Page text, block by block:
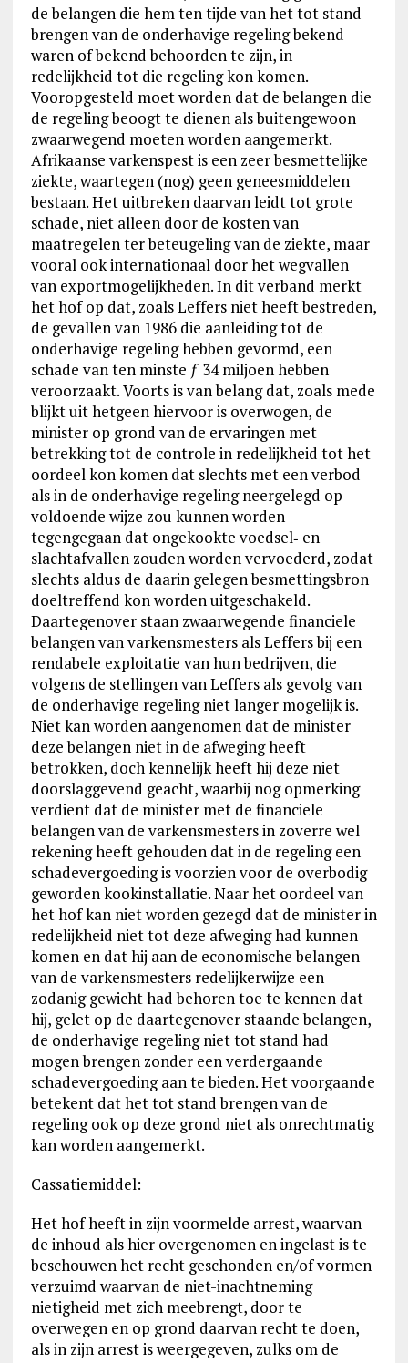
de belangen die hem ten tijde van het tot stand
brengen van de onderhavige regeling bekend
waren of bekend behoorden te zijn, in
redelijkheid tot die regeling kon komen.
Vooropgesteld moet worden dat de belangen die
de regeling beoogt te dienen als buitengewoon
zwaarwegend moeten worden aangemerkt.
Afrikaanse varkenspest is een zeer besmettelijke
ziekte, waartegen (nog) geen geneesmiddelen
bestaan. Het uitbreken daarvan leidt tot grote
schade, niet alleen door de kosten van
maatregelen ter beteugeling van de ziekte, maar
vooral ook internationaal door het wegvallen
van exportmogelijkheden. In dit verband merkt
het hof op dat, zoals Leffers niet heeft bestreden,
de gevallen van 1986 die aanleiding tot de
onderhavige regeling hebben gevormd, een
schade van ten minste ƒ 34 miljoen hebben
veroorzaakt. Voorts is van belang dat, zoals mede
blijkt uit hetgeen hiervoor is overwogen, de
minister op grond van de ervaringen met
betrekking tot de controle in redelijkheid tot het
oordeel kon komen dat slechts met een verbod
als in de onderhavige regeling neergelegd op
voldoende wijze zou kunnen worden
tegengegaan dat ongekookte voedsel‑ en
slachtafvallen zouden worden vervoederd, zodat
slechts aldus de daarin gelegen besmettingsbron
doeltreffend kon worden uitgeschakeld.
Daartegenover staan zwaarwegende financiele
belangen van varkensmesters als Leffers bij een
rendabele exploitatie van hun bedrijven, die
volgens de stellingen van Leffers als gevolg van
de onderhavige regeling niet langer mogelijk is.
Niet kan worden aangenomen dat de minister
deze belangen niet in de afweging heeft
betrokken, doch kennelijk heeft hij deze niet
doorslaggevend geacht, waarbij nog opmerking
verdient dat de minister met de financiele
belangen van de varkensmesters in zoverre wel
rekening heeft gehouden dat in de regeling een
schadevergoeding is voorzien voor de overbodig
geworden kookinstallatie. Naar het oordeel van
het hof kan niet worden gezegd dat de minister in
redelijkheid niet tot deze afweging had kunnen
komen en dat hij aan de economische belangen
van de varkensmesters redelijkerwijze een
zodanig gewicht had behoren toe te kennen dat
hij, gelet op de daartegenover staande belangen,
de onderhavige regeling niet tot stand had
mogen brengen zonder een verdergaande
schadevergoeding aan te bieden. Het voorgaande
betekent dat het tot stand brengen van de
regeling ook op deze grond niet als onrechtmatig
kan worden aangemerkt.
Cassatiemiddel:
Het hof heeft in zijn voormelde arrest, waarvan
de inhoud als hier overgenomen en ingelast is te
beschouwen het recht geschonden en/of vormen
verzuimd waarvan de niet-inachtneming
nietigheid met zich meebrengt, door te
overwegen en op grond daarvan recht te doen,
als in zijn arrest is weergegeven, zulks om de